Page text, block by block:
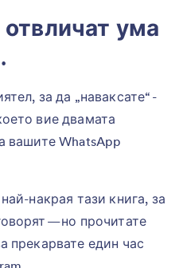
ума
за да „наваксате“ -
вие двамата
вашите WhatsApp
накрая тази книга, за
— но прочитате
прекарвате един час